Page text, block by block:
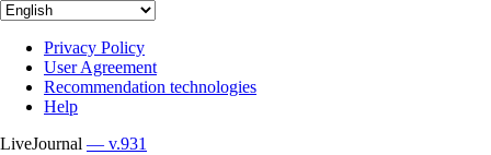
Privacy Policy
User Agreement
Recommendation technologies
Help
LiveJournal — v.931